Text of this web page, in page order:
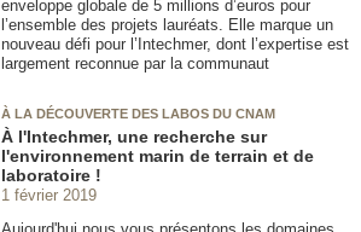
enveloppe globale de 5 millions d’euros pour
l’ensemble des projets lauréats. Elle marque un
nouveau défi pour l’Intechmer, dont l’expertise est
largement reconnue par la communaut
À LA DÉCOUVERTE DES LABOS DU CNAM
À l'Intechmer, une recherche sur
l'environnement marin de terrain et de
laboratoire !
1 février 2019